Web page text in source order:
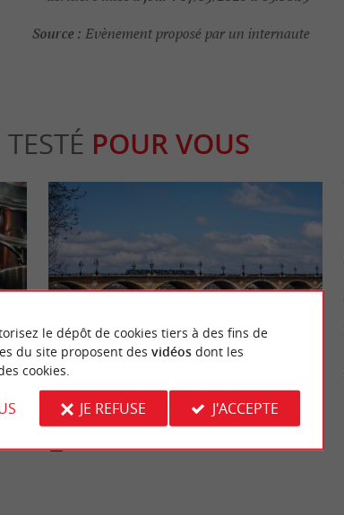
Source : Evènement proposé par un internaute
POUR VOUS
qui change pour vos déplacements de l'été 2026
le dépôt de cookies tiers à des fins de
du site proposent des vidéosdont les
cookies.
JE REFUSE J'ACCEPTE